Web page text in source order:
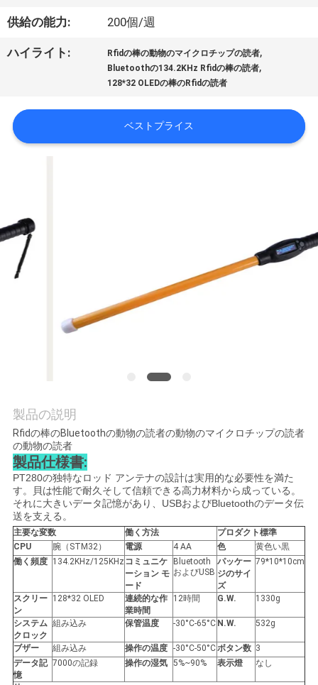
達
に
い
て
場
旅
行
理
私
達
に
連
し
な
さ
供給の能力: 200個/週
ハイライト: Rfidの棒の動物のマイクロチップの読者,
Bluetoothの134.2KHz Rfidの棒の読者,
128*32 OLEDの棒のRfidの読者
ベストプライス
製品の説明
Rfidの棒のBluetoothの動物の読者の動物のマイクロチップの読者
の動物の読者
製品仕様書:
PT280の独特なロッド アンテナの設計は実用的な必要性を満た
す。貝は性能で耐久そして信頼できる高力材料から成っている。
それに大きいデータ記憶があり、USBおよびBluetoothのデータ伝
送を支える。
主要な変数 働く方法
プロダクト標準
CPU
腕（STM32） 電源 4 AA 色
黄色い黒
働く頻度 134.2KHz/125KHzコミュニケ
ーション モ
ード
Bluetooth
およびUSB
パッケー
ジのサイ
ズ
79*10*10cm
スクリー
ン
128*32 OLED
連続的な作
業時間
12時間 G.W. 1330g
システム
クロック
組み込み 保管温度 -30°C-65°C N.W. 532g
ブザー 組み込み 操作の温度 -30°C-50°Cボタン数 3
データ記
憶
7000の記録 操作の湿気 5%~90% 表示燈 なし